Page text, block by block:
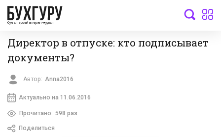
бухгалтерский интернет-журнал
Директор в отпуске: кто подписывает
документы?
Автор: Anna2016
Актуально на 11.06.2016
Прочитано: 598 раз
Поделиться